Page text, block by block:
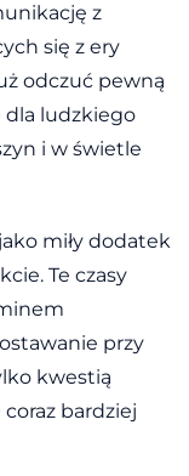
z
się z ery
odczuć pewną
dla ludzkiego
i w świetle
miły dodatek
Te czasy
przy
kwestią
bardziej